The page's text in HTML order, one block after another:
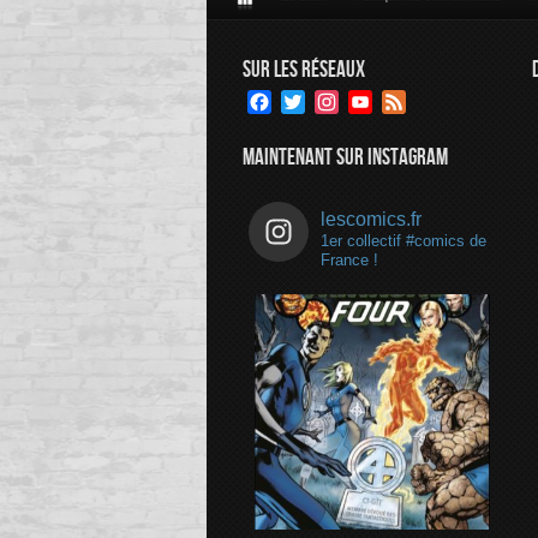
SUR LES RÉSEAUX
Facebook
TwitterInstagramYouTube
MAINTENANT SUR INSTAGRAM
lescomics.fr
1er collectif #comics de
France !